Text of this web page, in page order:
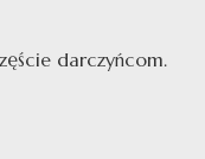
darczyńcom.